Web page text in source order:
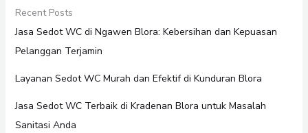
Recent Posts
Jasa Sedot WC di Ngawen Blora: Kebersihan dan Kepuasan
Pelanggan Terjamin
Layanan Sedot WC Murah dan Efektif di Kunduran Blora
Jasa Sedot WC Terbaik di Kradenan Blora untuk Masalah
Sanitasi Anda